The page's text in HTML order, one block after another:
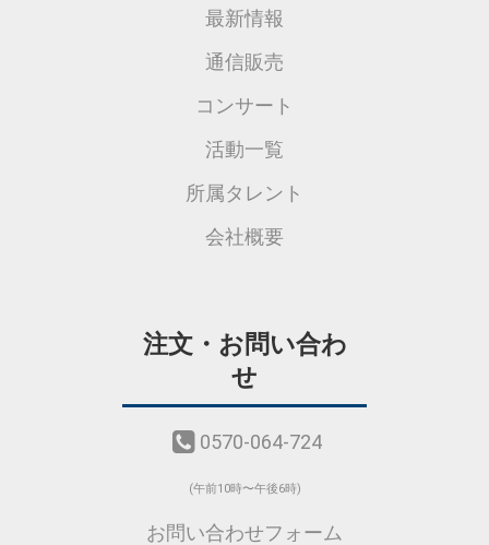
最新情報
通信販売
コンサート
活動一覧
所属タレント
会社概要
注文・お問い合わ
せ
0570-064-724
(午前10時〜午後6時)
お問い合わせフォーム